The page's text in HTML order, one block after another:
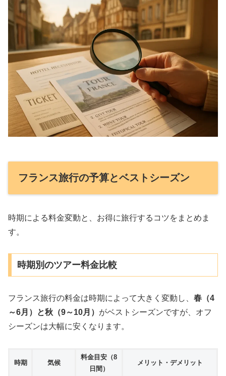
フランス旅行の予算とベストシーズン
時期による料金変動と、お得に旅行するコツをまとめま
す。
時期別のツアー料金比較
フランス旅行の料金は時期によって大きく変動し、 春（4
～6月）と秋（9～10月） がベストシーズンですが、オフ
シーズンは大幅に安くなります。
時期 気候
料金目安（8
日間）
メリット・デメリット